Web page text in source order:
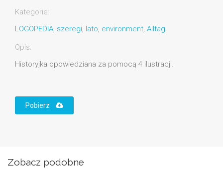
Kategorie:
LOGOPEDIA, szeregi, lato, environment, Alltag
Opis:
Historyjka opowiedziana za pomocą 4 ilustracji.
Pobierz
Zobacz podobne